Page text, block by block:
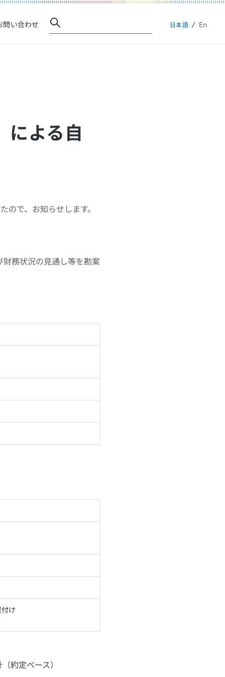
問い合わせ 日本語 En
による自
で、お知らせします。
務状況の見通し等を勘案
け
約定ベース）